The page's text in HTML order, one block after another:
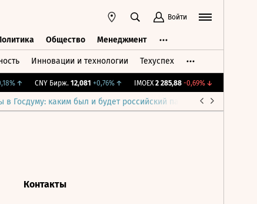
Войти
Общество Менеджмент
Инновации и технологии Техуспех
↑ CNY Бирж. 12,081 +0,76%↑ IMOEX 2 285,88 -0,69%↓
в Госдуму: каким был и будет российский парламент
Контакты